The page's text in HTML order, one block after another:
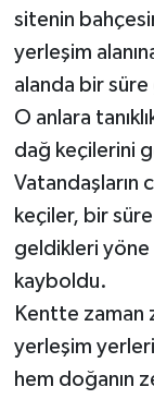
sitenin
yerleşim
alanda bir
O anlara
dağ keçilerini
Vatandaşların
keçiler, bir
geldikleri
kayboldu.
Kentte zaman
yerleşim
hem doğanın